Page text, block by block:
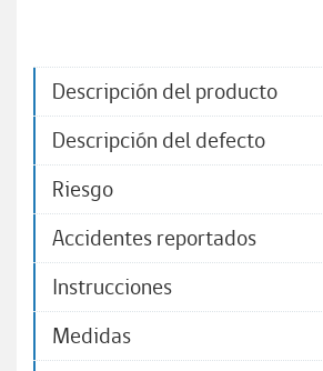
Descripción del producto
Descripción del defecto
Riesgo
Accidentes reportados
Instrucciones
Medidas